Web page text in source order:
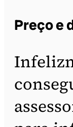
Preço e